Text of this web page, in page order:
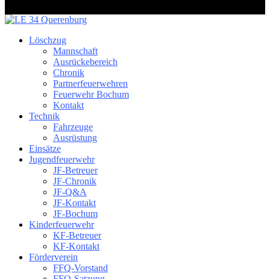
Löschzug
Mannschaft
Ausrückebereich
Chronik
Partnerfeuerwehren
Feuerwehr Bochum
Kontakt
Technik
Fahrzeuge
Ausrüstung
Einsätze
Jugendfeuerwehr
JF-Betreuer
JF-Chronik
JF-Q&A
JF-Kontakt
JF-Bochum
Kinderfeuerwehr
KF-Betreuer
KF-Kontakt
Förderverein
FFQ-Vorstand